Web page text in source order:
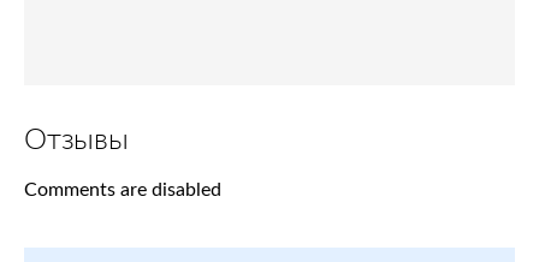
Отзывы
Comments are disabled